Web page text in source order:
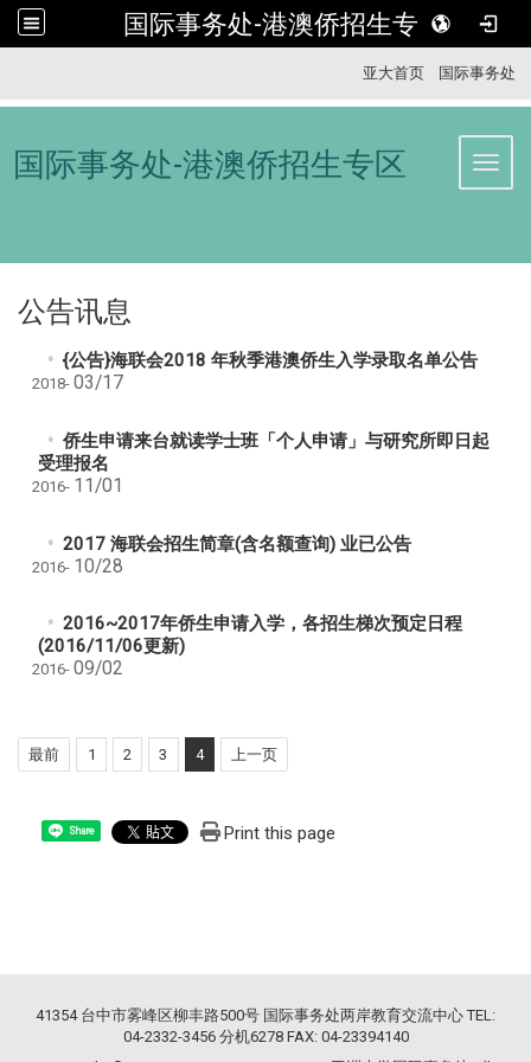
国际事务处-港澳侨招生专区
亚大首页 国际事务处
国际事务处-港澳侨招生专区
公告讯息
{公告}海联会2018 年秋季港澳侨生入学录取名单公告
2018- 03/17
侨生申请来台就读学士班「个人申请」与研究所即日起
受理报名
2016- 11/01
2017 海联会招生简章(含名额查询) 业已公告
2016- 10/28
2016~2017年侨生申请入学，各招生梯次预定日程
(2016/11/06更新)
2016- 09/02
最前 1 2 3 4 上一页
Share Print this page
41354 台中市雾峰区柳丰路500号 国际事务处两岸教育交流中心 TEL:
04-2332-3456 分机6278 FAX: 04-23394140